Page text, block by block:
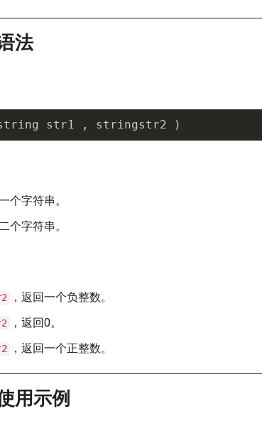
法
str1 , stringstr2 )
个字符串。
个字符串。
，返回一个负整数。
，返回0。
，返回一个正整数。
用示例